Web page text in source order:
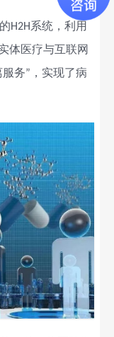
的H2H系统，利用
体医疗与互联网
服务” ，实现了病